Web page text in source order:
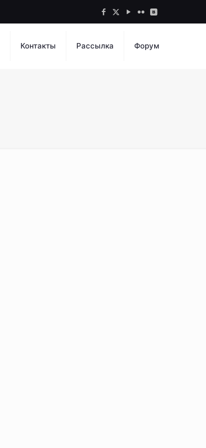
Контакты Рассылка Форум